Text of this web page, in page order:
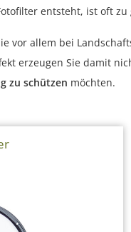
entsteht, ist oft zu
vor allem bei
erzeugen Sie damit
zu schützen möchten.